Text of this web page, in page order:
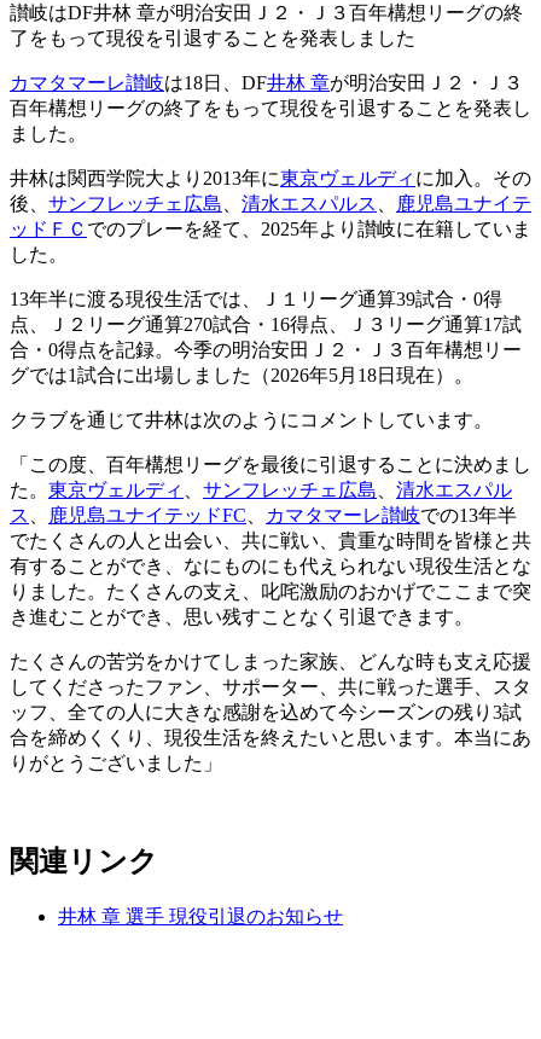
讃岐はDF井林 章が明治安田Ｊ２・Ｊ３百年構想リーグの終
了をもって現役を引退することを発表しました
カマタマーレ讃岐は18日、DF井林 章が明治安田Ｊ２・Ｊ３
百年構想リーグの終了をもって現役を引退することを発表し
ました。
井林は関西学院大より2013年に東京ヴェルディ に加入。その
後、 サンフレッチェ広島 清水エスパルス
鹿児島ユナイテ
ッドＦＣ でのプレーを経て、2025年より讃岐に在籍していま
した。
13年半に渡る現役生活では、Ｊ１リーグ通算39試合・0得
点、Ｊ２リーグ通算270試合・16得点、Ｊ３リーグ通算17試
合・0得点を記録。今季の明治安田Ｊ２・Ｊ３百年構想リー
グでは1試合に出場しました（2026年5月18日現在）。
クラブを通じて井林は次のようにコメントしています。
「この度、百年構想リーグを最後に引退することに決めまし
た。 東京ヴェルディ サンフレッチェ広島
清水エスパル
ス
鹿児島ユナイテッドFC カマタマーレ讃岐での13年半
でたくさんの人と出会い、共に戦い、貴重な時間を皆様と共
有することができ、なにものにも代えられない現役生活とな
りました。たくさんの支え、叱咤激励のおかげでここまで突
き進むことができ、思い残すことなく引退できます。
たくさんの苦労をかけてしまった家族、どんな時も支え応援
してくださったファン、サポーター、共に戦った選手、スタ
ッフ、全ての人に大きな感謝を込めて今シーズンの残り3試
合を締めくくり、現役生活を終えたいと思います。本当にあ
りがとうございました」
関連リンク
井林 章 選手 現役引退のお知らせ